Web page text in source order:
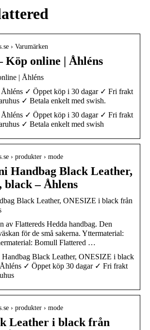
› Varumärken
Köp online | Åhléns
| Åhléns
Åhléns ✓ Öppet köp i 30 dagar ✓ Fri frakt
✓ Betala enkelt med swish.
Åhléns ✓ Öppet köp i 30 dagar ✓ Fri frakt
✓ Betala enkelt med swish
› produkter › mode
Handbag Black Leather,
black – Åhlens
Black Leather, ONESIZE i black från
av Flattereds Hedda handbag. Den
för de små sakerna. Yttermaterial:
Bomull Flattered …
Black Leather, ONESIZE i black
✓ Öppet köp 30 dagar ✓ Fri frakt
› produkter › mode
Leather i black från